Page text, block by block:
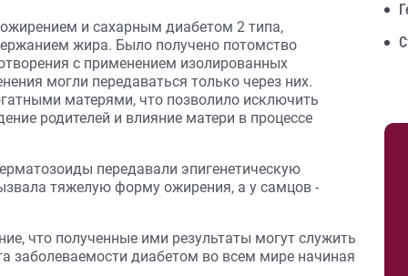
и сахарным диабетом 2 типа,
жира. Было получено потомство
с применением изолированных
могли передаваться только через них.
матерями, что позволило исключить
родителей и влияние матери в процессе
передавали эпигенетическую
тяжелую форму ожирения, а у самцов -
что полученные ими результаты могут служить
заболеваемости диабетом во всем мире начиная